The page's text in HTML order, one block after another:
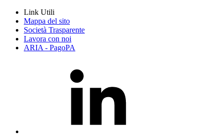
Link Utili
Mappa del sito
Società Trasparente
Lavora con noi
ARIA - PagoPA